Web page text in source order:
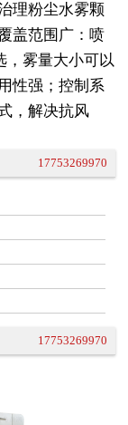
理粉尘水雾颗
盖范围广：喷
，雾量大小可以
性强；控制系
，解决抗风
17753269970
17753269970